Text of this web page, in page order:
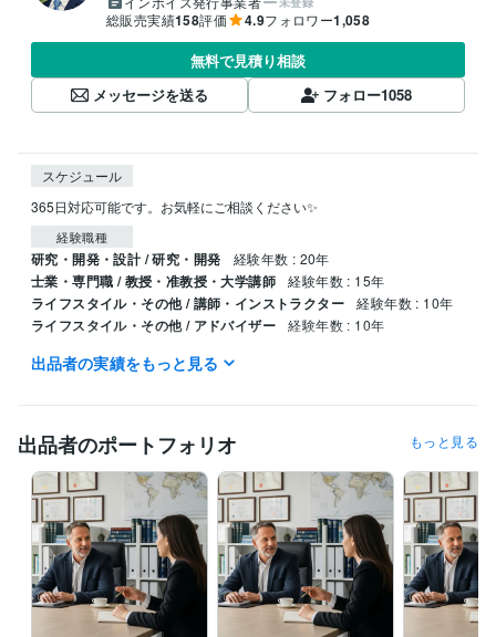
総販売実績158評価 4.9フォロワー1,058
無料で見積り相談
メッセージを送る
フォロー1058
スケジュール
365日対応可能です。お気軽にご相談ください✨
経験職種
研究・開発・設計 / 研究・開発 経験年数 : 20年
士業・専門職 / 教授・准教授・大学講師 経験年数 : 15年
ライフスタイル・その他 / 講師・インストラクター 経験年数 : 10年
ライフスタイル・その他 / アドバイザー 経験年数 : 10年
職歴
東大病院経営改善提案プロジェクト 最優秀賞受賞
中冨健康科学振興
財団 研究助成 日本心臓リハビリテーション学会学術集会　優秀演題
賞 明治安田厚生事業団 健康医科学研究助成
石本記念デサントスポー
ツ科学振興財団 優秀入選 健康長寿と運動（三菱UFJ信託銀行）
寝た
きり対策 神奈川県医師会 研修会講師（2008~2019）
日本体力医学
会大会、シンポジスト 東大病院 公開セミナー
日本抗加齢医学会総会
シンポジスト
健康スポーツ医部会幹事会研修（医師会）
寝たきりを
予防する！講師（日本健康機構、健康セミナー） トレーニング系
学会総会、特別講演
立命館大学、招待講演 東大病院、産学連携メデ
出品者の実績をもっと見る
出品者のポートフォリオ もっと見る